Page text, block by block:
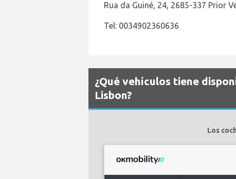
Rua da Guiné, 24, 2685-337 Prior
Tel: 0034902360636
¿Qué vehículos tiene
Lisbon?
Los